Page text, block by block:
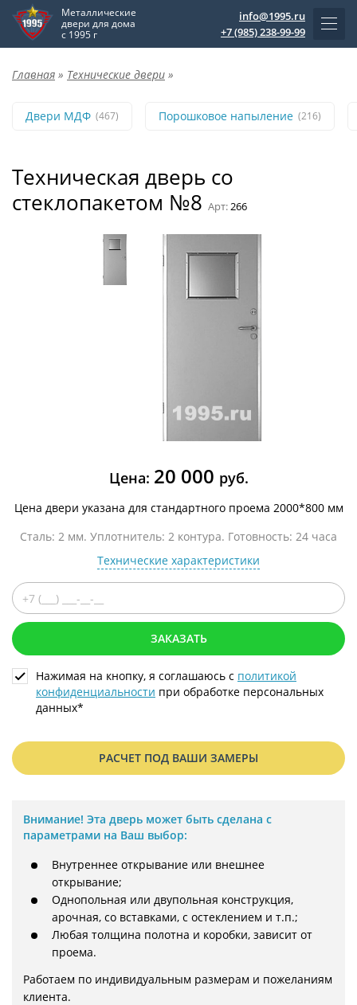
Металлические
двери для дома
с 1995 г
info@1995.ru
+7 (985) 238-99-99
Главная » Технические двери »
Двери МДФ (467) Порошковое напыление (216)
Техническая дверь со
стеклопакетом №8 Арт:266
Цена: 20 000 руб.
Цена двери указана для стандартного проема 2000*800 мм
Сталь: 2 мм. Уплотнитель: 2 контура. Готовность: 24 часа
Технические характеристики
ЗАКАЗАТЬ
Нажимая на кнопку, я соглашаюсь с политикой
конфиденциальности при обработке персональных
данных*
РАСЧЕТ ПОД ВАШИ ЗАМЕРЫ
Внимание! Эта дверь может быть сделана с
параметрами на Ваш выбор:
Внутреннее открывание или внешнее
открывание;
Однопольная или двупольная конструкция,
арочная, со вставками, с остеклением и т.п.;
Любая толщина полотна и коробки, зависит от
проема.
Работаем по индивидуальным размерам и пожеланиям
клиента.